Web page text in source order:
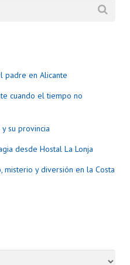
padre en Alicante
cuando el tiempo no
su provincia
desde Hostal La Lonja
misterio y diversión en la Costa